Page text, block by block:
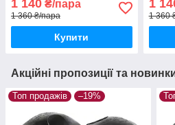
Гольф 5 пара задніх
1 140 ₴/пара
1 360 ₴/пара
Купити
1
1 360
Акційні пропозиції та
Топ продажів –19%